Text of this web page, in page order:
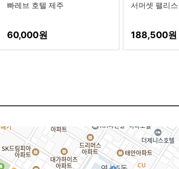
빠레브 호텔 제주
60,000
서머셋 팰리스
188,500